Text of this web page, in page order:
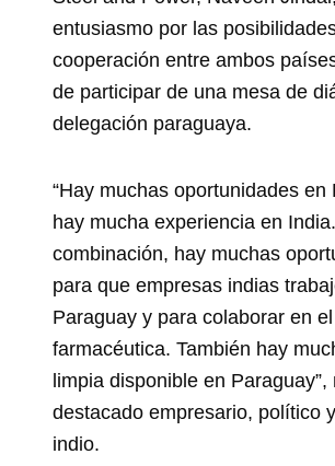
entusiasmo por las
cooperación entre ambos
de participar de una mesa de
delegación paraguaya.
“Hay muchas oportunidades en
hay mucha experiencia en
combinación, hay muchas
para que empresas indias
Paraguay y para colaborar en
farmacéutica. También hay
limpia disponible en Paraguay”,
destacado empresario, político
indio.